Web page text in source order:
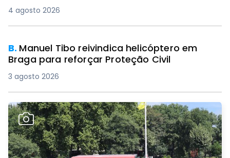
4 agosto 2026
B. Manuel Tibo reivindica helicóptero em
Braga para reforçar Proteção Civil
3 agosto 2026